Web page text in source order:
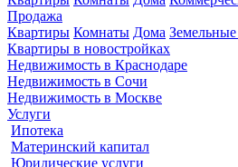
Продажа
Квартиры Комнаты Дома Земельные
Квартиры в новостройках
Недвижимость в Краснодаре
Недвижимость в Сочи
Недвижимость в Москве
Услуги
Ипотека
Материнский капитал
Юридические услуги